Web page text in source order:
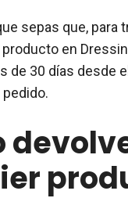
sepas que, para
en
de 30 días desde